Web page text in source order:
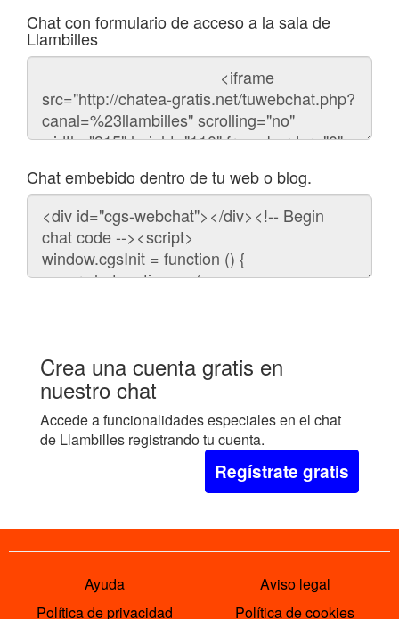
Chat con formulario de acceso a la sala de
Llambilles
Código
chat
Chat embebido dentro de tu web o blog.
Código
para
embeber
chat
Crea una cuenta gratis en
nuestro chat
Accede a funcionalidades especiales en el chat
de Llambilles registrando tu cuenta.
Regístrate gratis
Ayuda
Aviso legal
Política de privacidad
Política de cookies